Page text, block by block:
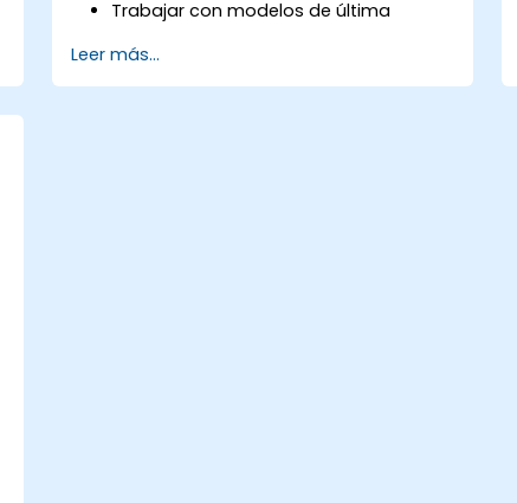
Trabajar con modelos de última
modelos de lenguaje preentrenados.
Implementar técnicas de NLU para
Leer más...